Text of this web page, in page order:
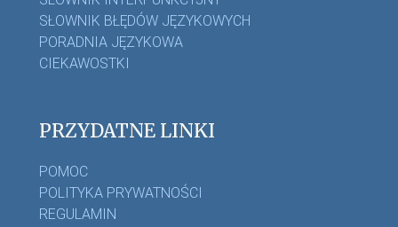
SŁOWNIK BŁĘDÓW JĘZYKOWYCH
PORADNIA JĘZYKOWA
CIEKAWOSTKI
PRZYDATNE LINKI
POMOC
POLITYKA PRYWATNOŚCI
REGULAMIN